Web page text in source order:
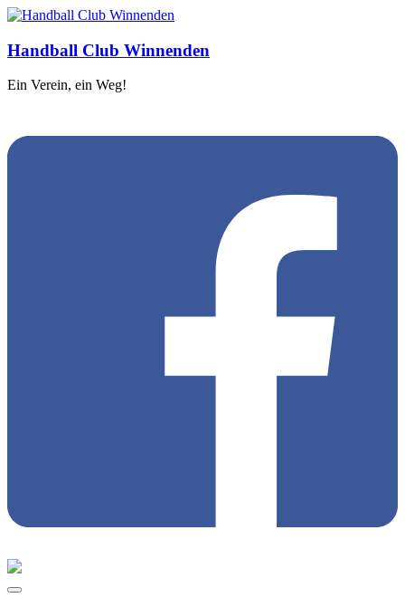
Handball Club Winnenden
Ein Verein, ein Weg!